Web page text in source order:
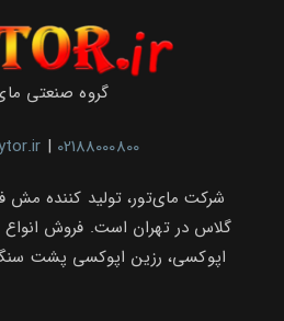
گروه صنعتی
| 02188000800
شرکت مای‌تور، تولید کننده مش
گلاس در تهران است. فروش
اپوکسی، رزین اپوکسی پشت